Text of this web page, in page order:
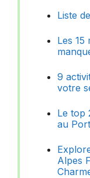
Liste
Les 15
9
votre
Le top
au
Alpes